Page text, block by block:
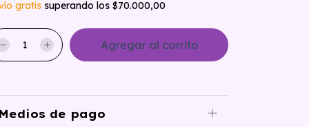
gratis superando los $70.000,00
de pago